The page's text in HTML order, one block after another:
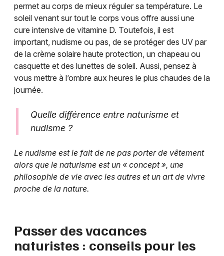
permet au corps de mieux réguler sa température. Le
soleil venant sur tout le corps vous offre aussi une
cure intensive de vitamine D. Toutefois, il est
important, nudisme ou pas, de se protéger des UV par
de la crème solaire haute protection, un chapeau ou
casquette et des lunettes de soleil. Aussi, pensez à
vous mettre à l’ombre aux heures le plus chaudes de la
journée.
Quelle différence entre naturisme et
nudisme ?
Le nudisme est le fait de ne pas porter de vêtement
alors que le naturisme est un « concept », une
philosophie de vie avec les autres et un art de vivre
proche de la nature.
Passer des vacances
naturistes : conseils pour les